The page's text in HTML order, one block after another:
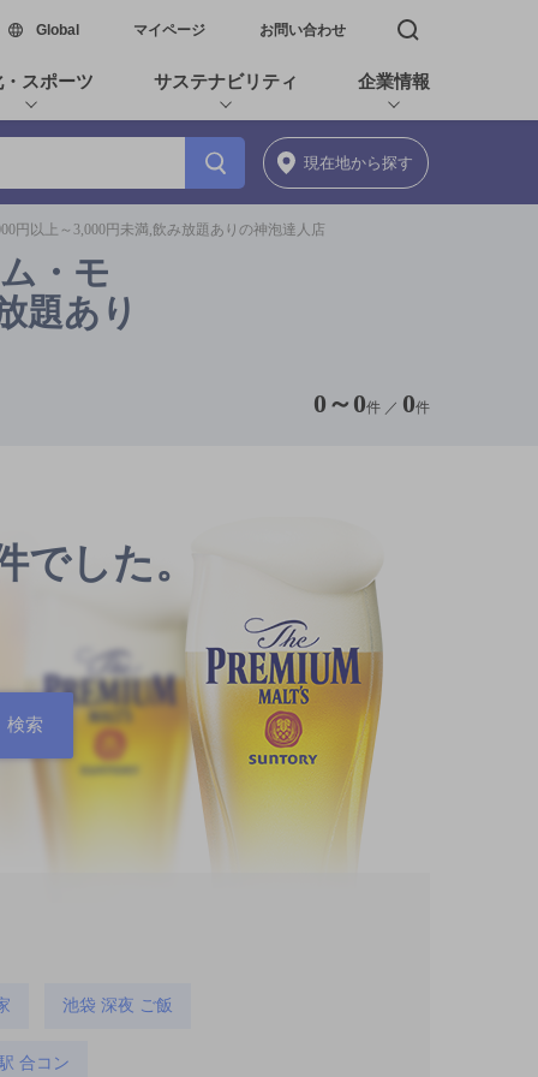
Global新しいウィンドウで開く
マイページ お問い合わせ 検索窓を開く
スポーツ サステナビリティ 企業情報
現在地から探す
円以上～3,000円未満,飲み放題ありの神泡達人店
・モ
題あり
0 ～ 0件 ／ 0件
でした。
池袋 深夜 ご飯
合コン